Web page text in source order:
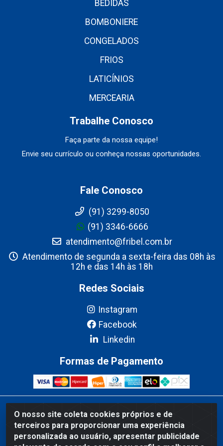
O nosso site coleta cookies próprios e de
terceiros para proporcionar uma experiência
personalizada ao usuário, apresentar publicidade
BEDIDAS
BOMBONIERE
CONGELADOS
FRIOS
LATICÍNIOS
MERCEARIA
Trabalhe Conosco
Faça parte da nossa equipe!
Envie seu currículo ou conheça nossas oportunidades.
Fale Conosco
(91) 3299-8050
(91) 3346-6666
atendimento@fribel.com.br
Atendimento de segunda a sexta-feira das 08h às
12h e das 14h às 18h
Redes Sociais
Instagram
Facebook
Linkedin
Formas de Pagamento
Fribel Comercio de Alimentos LTDA - Travessa Pedro Marques de
Mesquita, 707 - Bairro Centro, Marituba/PA - CEP 67200-000 -
CNPJ 06.035.543/0001-20